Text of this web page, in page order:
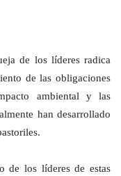
de los líderes radica
de las obligaciones
ambiental y las
han desarrollado
de los líderes de estas